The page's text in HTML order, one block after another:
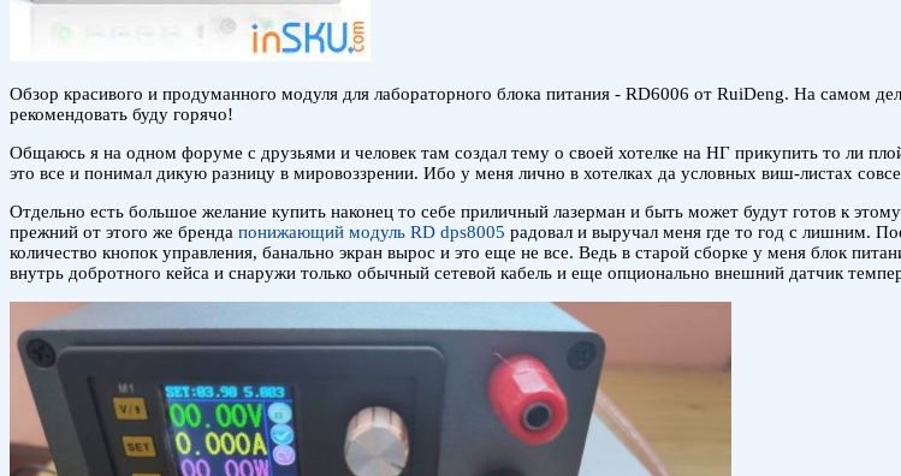
Обзор красивого и продуманного модуля для лабораторного блока питания - RD6006 от RuiDeng. На самом
рекомендовать буду горячо!
Общаюсь я на одном форуме с друзьями и человек там создал тему о своей хотелке на НГ прикупить то ли
это все и понимал дикую разницу в мировоззрении. Ибо у меня лично в хотелках да условных виш-листах
Отдельно есть большое желание купить наконец то себе приличный лазерман и быть может будут готов к
прежний от этого же бренда понижающий модуль RD dps8005 радовал и выручал меня где то год с лишним.
количество кнопок управления, банально экран вырос и это еще не все. Ведь в старой сборке у меня блок
внутрь добротного кейса и снаружи только обычный сетевой кабель и еще опционально внешний датчик